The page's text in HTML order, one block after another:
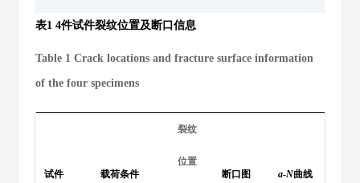
表1 4件试件裂纹位置及断口信息
Table 1 Crack locations and fracture surface information
of the four specimens
试件 载荷条件
裂纹
位置
断口图
a-N曲线